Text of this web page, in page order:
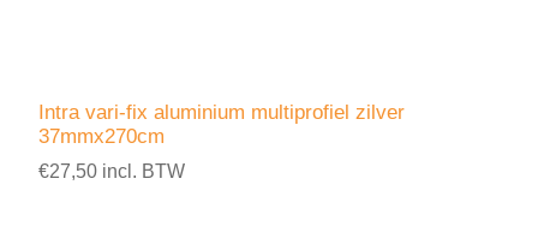
Intra vari-fix aluminium multiprofiel zilver
37mmx270cm
€27,50 incl. BTW